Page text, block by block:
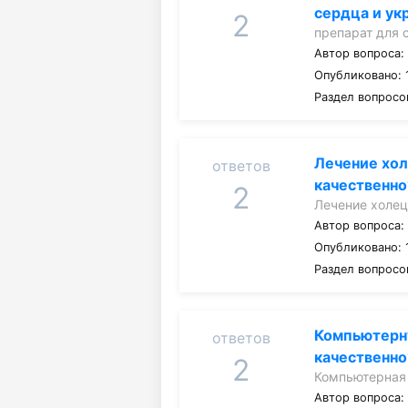
2
сердца и
препарат для
Автор вопроса:
Опубликовано:
Раздел
ответов
2
Лечение
Лечение
Автор вопроса:
Опубликовано:
Раздел
ответов
2
Автор вопроса: